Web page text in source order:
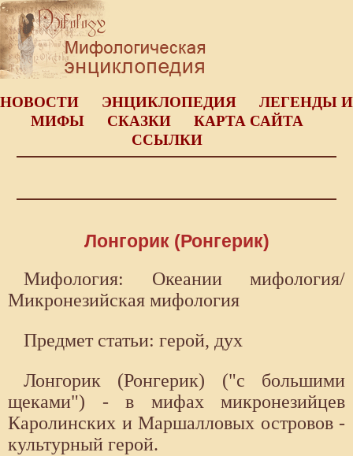
НОВОСТИ ЭНЦИКЛОПЕДИЯ
ЛЕГЕНДЫ И
МИФЫ
СКАЗКИ
КАРТА САЙТА
ССЫЛКИ
Лонгорик (Ронгерик)
Мифология: Океании мифология/
Микронезийская мифология
Предмет статьи: герой, дух
Лонгорик (Ронгерик) ("с большими
щеками") - в мифах микронезийцев
Каролинских и Маршалловых островов -
культурный герой.